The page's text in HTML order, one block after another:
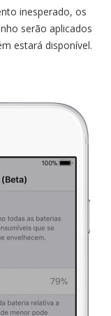
inesperado, os
serão aplicados
estará disponível.